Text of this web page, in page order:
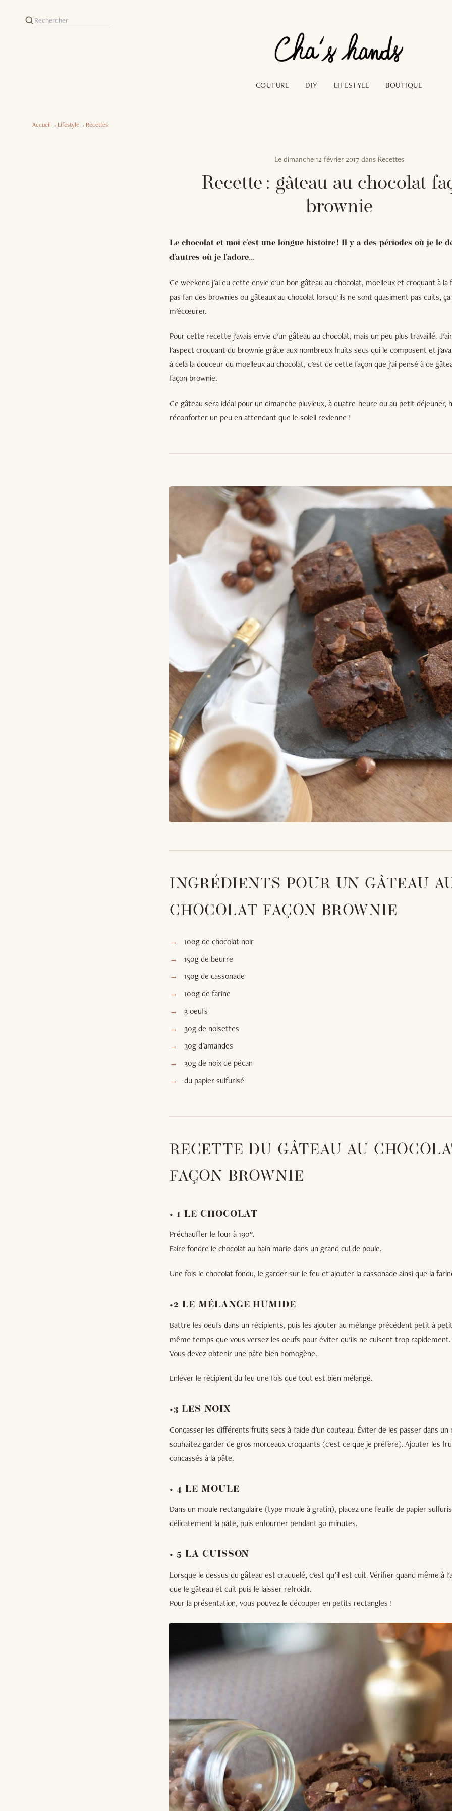
COUTURE DIY LIFESTYLE BOUTIQUE
Accueil→Lifestyle→Recettes
Le dimanche 12 février 2017dans Recettes
Recette : gâteau au chocolat
brownie
Le chocolat et moi c'est une longue histoire ! Il y a des périodes où je le
d'autres où je l'adore...
Ce weekend j'ai eu cette envie d'un bon gâteau au chocolat, moelleux et croquant à la
pas fan des brownies ou gâteaux au chocolat lorsqu'ils ne sont quasiment pas cuits,
m'écœurer.
Pour cette recette j'avais envie d'un gâteau au chocolat, mais un peu plus travaillé.
l'aspect croquant du brownie grâce aux nombreux fruits secs qui le composent et
à cela la douceur du moelleux au chocolat, c'est de cette façon que j'ai pensé à ce
façon brownie.
Ce gâteau sera idéal pour un dimanche pluvieux, à quatre-heure ou au petit déjeuner,
réconforter un peu en attendant que le soleil revienne !
INGRÉDIENTS POUR UN GÂTEAU
CHOCOLAT FAÇON BROWNIE
100g de chocolat noir
150g de beurre
150g de cassonade
100g de farine
3 oeufs
30g de noisettes
30g d'amandes
30g de noix de pécan
du papier sulfurisé
RECETTE DU GÂTEAU AU
FAÇON BROWNIE
• 1 LE CHOCOLAT
Préchauffer le four à 190°.
Faire fondre le chocolat au bain marie dans un grand cul de poule.
Une fois le chocolat fondu, le garder sur le feu et ajouter la cassonade ainsi que la
•2 LE MÉLANGE HUMIDE
Battre les oeufs dans un récipients, puis les ajouter au mélange précédent petit à
même temps que vous versez les oeufs pour éviter qu'ils ne cuisent trop rapidement.
Vous devez obtenir une pâte bien homogène.
Enlever le récipient du feu une fois que tout est bien mélangé.
•3 LES NOIX
Concasser les différents fruits secs à l'aide d'un couteau. Éviter de les passer dans un
souhaitez garder de gros morceaux croquants (c'est ce que je préfère). Ajouter les
concassés à la pâte.
• 4 LE MOULE
Dans un moule rectangulaire (type moule à gratin), placez une feuille de papier
délicatement la pâte, puis enfourner pendant 30 minutes.
• 5 LA CUISSON
Lorsque le dessus du gâteau est craquelé, c'est qu'il est cuit. Vérifier quand même à
que le gâteau et cuit puis le laisser refroidir.
Pour la présentation, vous pouvez le découper en petits rectangles !